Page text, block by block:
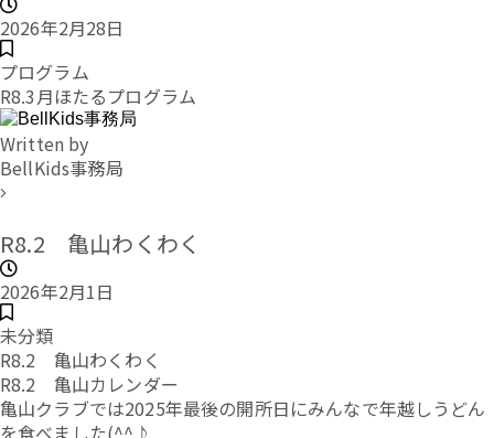
2026年2月28日
プログラム
R8.3月ほたるプログラム
Written by
BellKids事務局
R8.2 亀山わくわく
2026年2月1日
未分類
R8.2 亀山わくわく
R8.2 亀山カレンダー
亀山クラブでは2025年最後の開所日にみんなで年越しうどん
を食べました(^^♪